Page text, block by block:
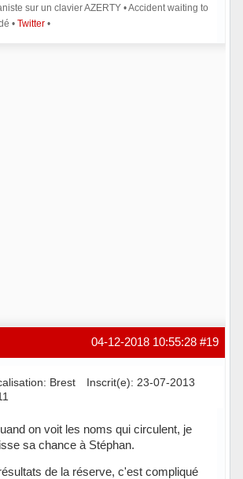
sur un clavier AZERTY • Accident waiting to
• Twitter•
#19
04-12-2018 10:55:28
Brest
Inscrit(e): 23-07-2013
on voit les noms qui circulent, je
sa chance à Stéphan.
de la réserve, c'est compliqué